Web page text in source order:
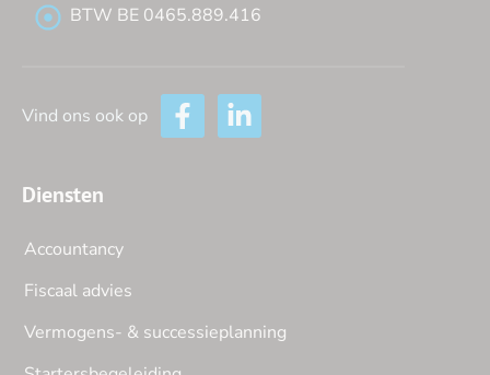
BTW BE 0465.889.416
Vind ons ook op
Diensten
Accountancy
Fiscaal advies
Vermogens- & successieplanning